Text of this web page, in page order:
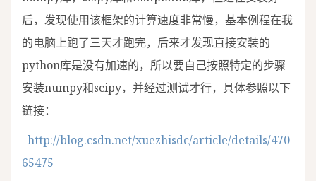
后，发现使用该框架的计算速度非常慢，基本例程在我
的电脑上跑了三天才跑完，后来才发现直接安装的
python库是没有加速的，所以要自己按照特定的步骤
安装numpy和scipy，并经过测试才行，具体参照以下
链接：
http://blog.csdn.net/xuezhisdc/article/details/470
65475